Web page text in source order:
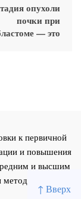
↑ Вверх
опухоли
почки при
— это
к первичной
и повышения
и высшим